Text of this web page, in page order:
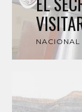
NACIONAL